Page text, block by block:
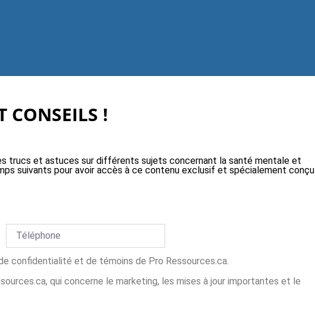
CONSEILS !
trucs et astuces sur différents sujets concernant la santé mentale et
suivants pour avoir accès à ce contenu exclusif et spécialement conçu
confidentialité et de témoins de Pro Ressources.ca.
qui concerne le marketing, les mises à jour importantes et le